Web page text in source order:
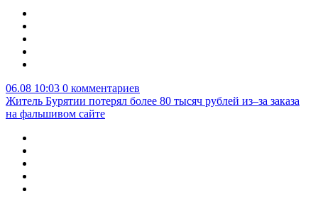
06.08 10:03 0 комментариев
Житель Бурятии потерял более 80 тысяч рублей из–за заказа
на фальшивом сайте